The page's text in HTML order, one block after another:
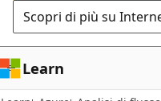
Scopri di più su
Learn